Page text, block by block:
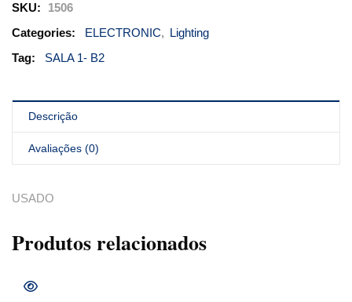
SKU:
1506
Categories:
ELECTRONIC, Lighting
Tag:
SALA 1- B2
Descrição
Avaliações (0)
USADO
Produtos relacionados